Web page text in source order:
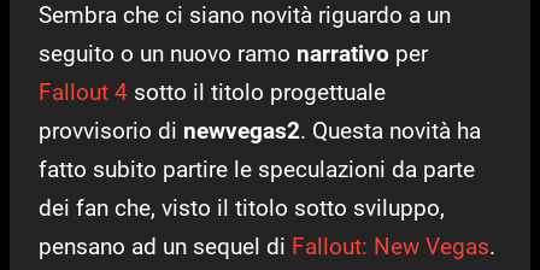
Sembra che ci siano novità riguardo a un
seguito o un nuovo ramo narrativo per
Fallout 4 sotto il titolo progettuale
provvisorio di newvegas2. Questa novità ha
fatto subito partire le speculazioni da parte
dei fan che, visto il titolo sotto sviluppo,
pensano ad un sequel di Fallout: New Vegas.